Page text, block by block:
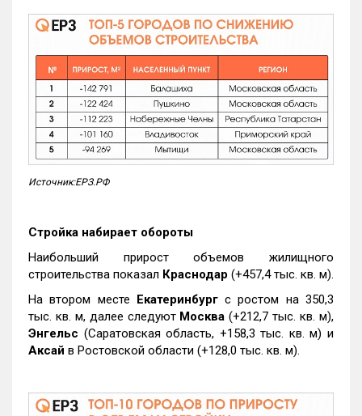
Источник:ЕРЗ.РФ
Стройка набирает обороты
Наибольший прирост объемов жилищного
строительства показал Краснодар (+457,4 тыс. кв. м).
На втором месте Екатеринбургс ростом на 350,3
тыс. кв. м, далее следуют Москва (+212,7 тыс. кв. м),
Энгельс (Саратовская область, +158,3 тыс. кв. м) и
Аксай в Ростовской области (+128,0 тыс. кв. м).